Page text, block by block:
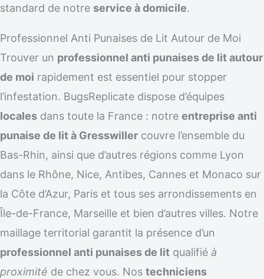
standard de notre service à domicile.
Professionnel Anti Punaises de Lit Autour de Moi
Trouver un professionnel anti punaises de lit autour
de moi rapidement est essentiel pour stopper
l’infestation. BugsReplicate dispose d’équipes
locales dans toute la France : notre entreprise anti
punaise de lit à Gresswiller couvre l’ensemble du
Bas-Rhin, ainsi que d’autres régions comme Lyon
dans le Rhône, Nice, Antibes, Cannes et Monaco sur
la Côte d’Azur, Paris et tous ses arrondissements en
Île-de-France, Marseille et bien d’autres villes. Notre
maillage territorial garantit la présence d’un
professionnel anti punaises de lit qualifié à
proximité de chez vous. Nos techniciens